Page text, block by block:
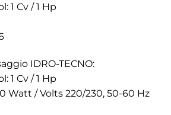
1 Cv / 1 Hp
IDRO-TECNO:
1 Cv / 1 Hp
Watt / Volts 220/230, 50-60 Hz